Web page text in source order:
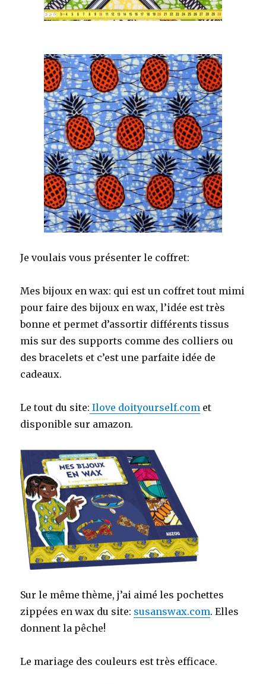
Je voulais vous présenter le coffret:
Mes bijoux en wax: qui est un coffret tout mimi
pour faire des bijoux en wax, l’idée est très
bonne et permet d’assortir différents tissus
mis sur des supports comme des colliers ou
des bracelets et c’est une parfaite idée de
cadeaux.
Le tout du site: Ilove doityourself.com et
disponible sur amazon.
Sur le même thème, j’ai aimé les pochettes
zippées en wax du site: susanswax.com. Elles
donnent la pêche!
Le mariage des couleurs est très efficace.